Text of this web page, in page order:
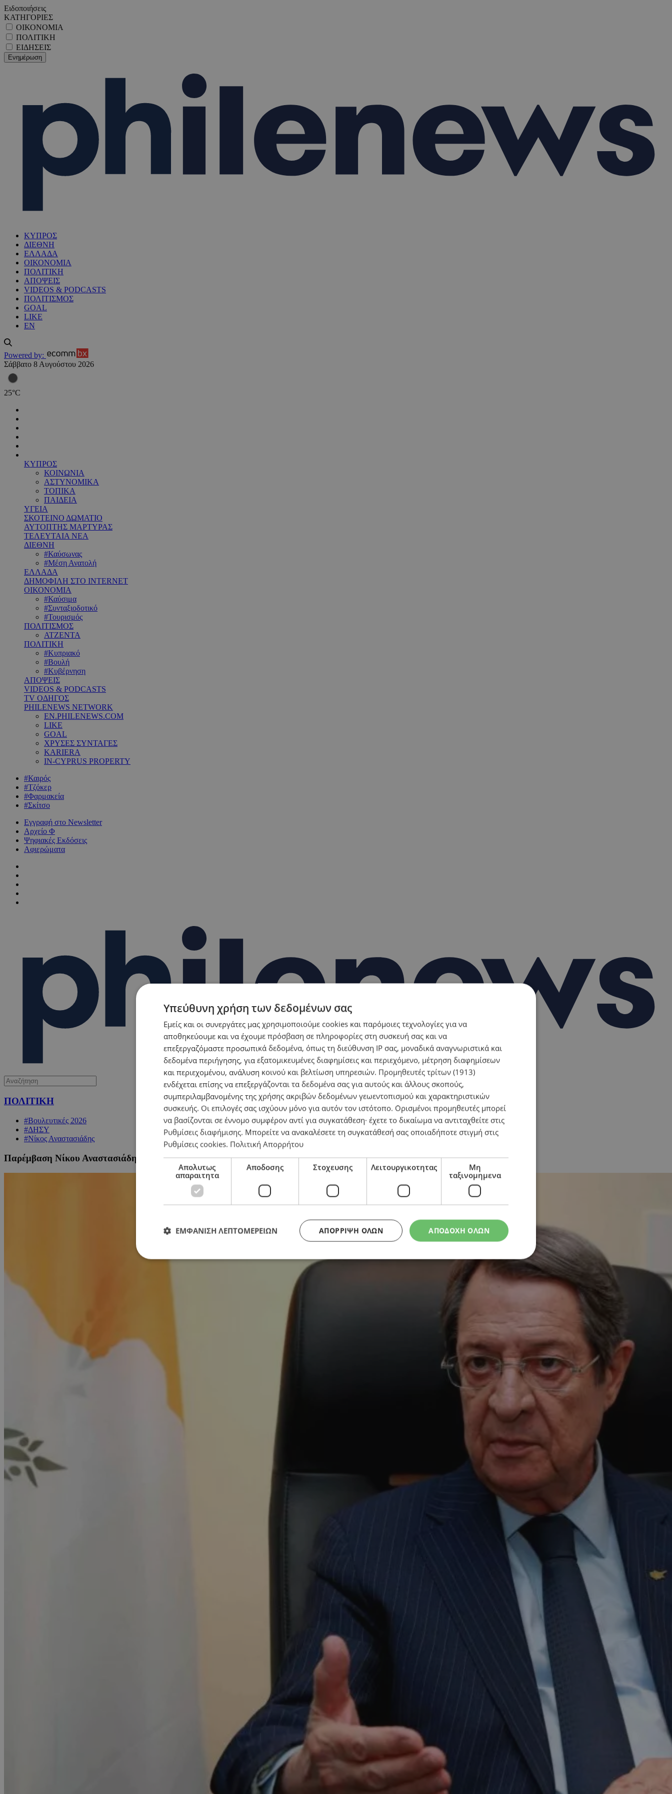
Ειδοποιήσεις
ΚΑΤΗΓΟΡΙΕΣ
ΟΙΚΟΝΟΜΙΑ
ΠΟΛΙΤΙΚΗ
ΕΙΔΗΣΕΙΣ
ΚΥΠΡΟΣ
ΔΙΕΘΝΗ
ΕΛΛΑΔΑ
ΟΙΚΟΝΟΜΙΑ
ΠΟΛΙΤΙΚΗ
ΑΠΟΨΕΙΣ
VIDEOS & PODCASTS
ΠΟΛΙΤΙΣΜΟΣ
GOAL
LIKE
EN
Powered by:
Σάββατο 8 Αυγούστου 2026
25°C
ΚΥΠΡΟΣ
ΚΟΙΝΩΝΙΑ
ΑΣΤΥΝΟΜΙΚΑ
ΤΟΠΙΚΑ
ΠΑΙΔΕΙΑ
ΥΓΕΙΑ
ΣΚΟΤΕΙΝΟ ΔΩΜΑΤΙΟ
ΑΥΤΟΠΤΗΣ ΜΑΡΤΥΡΑΣ
ΤΕΛΕΥΤΑΙΑ ΝΕΑ
ΔΙΕΘΝΗ
#Καύσωνας
#Μέση Ανατολή
ΕΛΛΑΔΑ
ΔΗΜΟΦΙΛΗ ΣΤΟ INTERNET
ΟΙΚΟΝΟΜΙΑ
#Καύσιμα
#Συνταξιοδοτικό
#Τουρισμός
ΠΟΛΙΤΙΣΜΟΣ
ΑΤΖΕΝΤΑ
ΠΟΛΙΤΙΚΗ
#Κυπριακό
#Βουλή
#Κυβέρνηση
ΑΠΟΨΕΙΣ
VIDEOS & PODCASTS
TV ΟΔΗΓΟΣ
PHILENEWS NETWORK
EN.PHILENEWS.COM
LIKE
GOAL
ΧΡΥΣΕΣ ΣΥΝΤΑΓΕΣ
KARIERA
IN-CYPRUS PROPERTY
#Καιρός
#Τζόκερ
#Φαρμακεία
#Σκίτσο
Εγγραφή στο Newsletter
Αρχείο Φ
Ψηφιακές Εκδόσεις
Αφιερώματα
ΠΟΛΙΤΙΚΗ
#Βουλευτικές 2026
#ΔΗΣΥ
#Νίκος Αναστασιάδης
Παρέμβαση Νίκου Αναστασιάδη για τις βουλευτικές εκλογές της 24ης Μαΐου: Η ώρα της ευθύνης και της ιστορικής συνέχειας
Υπεύθυνη χρήση των δεδομένων σας
Εμείς και οι συνεργάτες μας χρησιμοποιούμε cookies και παρόμοιες τεχνολογίες για να
αποθηκεύουμε και να έχουμε πρόσβαση σε πληροφορίες στη συσκευή σας και να
επεξεργαζόμαστε προσωπικά δεδομένα, όπως τη διεύθυνση IP σας, μοναδικά αναγνωριστικά και
δεδομένα περιήγησης, για εξατομικευμένες διαφημίσεις και περιεχόμενο, μέτρηση διαφημίσεων
και περιεχομένου, ανάλυση κοινού και βελτίωση υπηρεσιών. Προμηθευτές τρίτων (1913)
ενδέχεται επίσης να επεξεργάζονται τα δεδομένα σας για αυτούς και άλλους σκοπούς,
συμπεριλαμβανομένης της χρήσης ακριβών δεδομένων γεωεντοπισμού και χαρακτηριστικών
συσκευής. Οι επιλογές σας ισχύουν μόνο για αυτόν τον ιστότοπο. Ορισμένοι προμηθευτές μπορεί
να βασίζονται σε έννομο συμφέρον αντί για συγκατάθεση· έχετε το δικαίωμα να αντιταχθείτε στις
Ρυθμίσεις διαφήμισης. Μπορείτε να ανακαλέσετε τη συγκατάθεσή σας οποιαδήποτε στιγμή στις
Ρυθμίσεις cookies. Πολιτική Απορρήτου
Απολυτως
απαραιτητα
Αποδοσης Στοχευσης Λειτουργικοτητας
Μη
ταξινομημενα
ΑΠΟΔΟΧΗ ΟΛΩΝ
ΑΠΌΡΡΙΨΗ ΌΛΩΝ
ΕΜΦΑΝΙΣΗ ΛΕΠΤΟΜΕΡΕΙΩΝ